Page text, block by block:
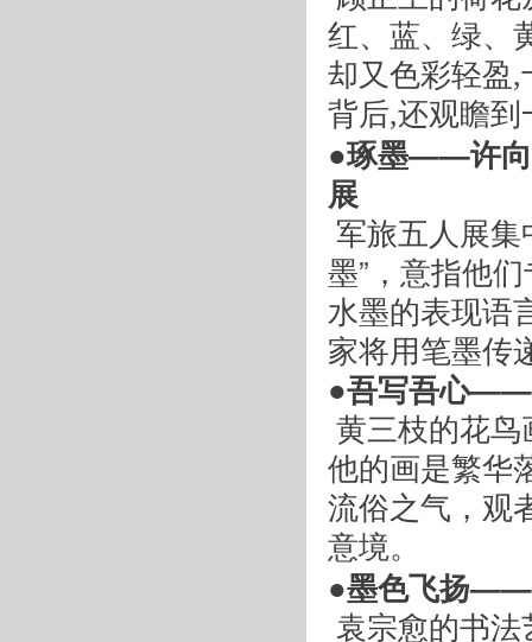
红、蓝、绿、
却又色彩轻盈,
背后,还观瞻到
●琢墨——许向
展
墨”，意指他
水墨的表现语
家将用笔墨传
●吾写吾心——
黄三枝的花
他的画是繁华
流俗之气，观
意境。
●墨色飞扬——